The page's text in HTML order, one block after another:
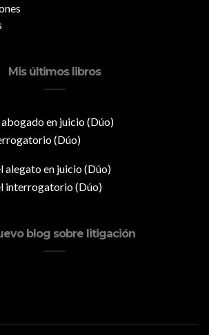
Mis últimos libros
blog sobre litigación